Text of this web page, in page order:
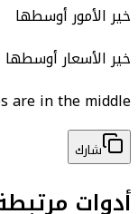
خير الأمور أوسطها
خير الأسعار أوسطها
are in the middle
شارك
أدوات